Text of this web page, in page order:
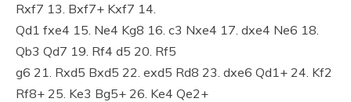
Rxf7 13. Bxf7+ Kxf7 14.
Qd1 fxe4 15. Ne4 Kg8 16. c3 Nxe4 17. dxe4 Ne6 18.
Qb3 Qd7 19. Rf4 d5 20. Rf5
g6 21. Rxd5 Bxd5 22. exd5 Rd8 23. dxe6 Qd1+ 24. Kf2
Rf8+ 25. Ke3 Bg5+ 26. Ke4 Qe2+